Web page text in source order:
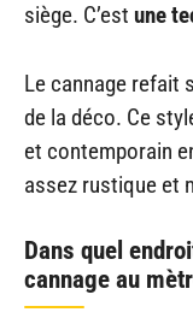
siège. C’est une
Le cannage refait
de la déco. Ce
et contemporain
assez rustique et
Dans quel
cannage au